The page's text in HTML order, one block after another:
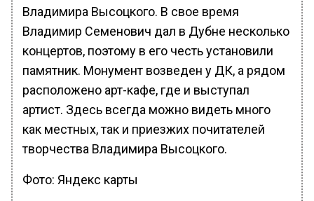
Владимира Высоцкого. В свое время
Владимир Семенович дал в Дубне несколько
концертов, поэтому в его честь установили
памятник. Монумент возведен у ДК, а рядом
расположено арт-кафе, где и выступал
артист. Здесь всегда можно видеть много
как местных, так и приезжих почитателей
творчества Владимира Высоцкого.
Фото: Яндекс карты